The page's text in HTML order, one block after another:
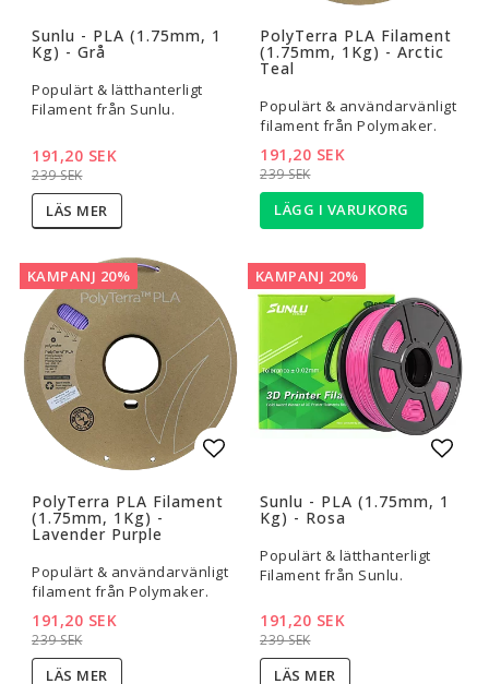
Lägg till i favoritlistan
Sunlu - PLA (1.75mm, 1
Kg) - Grå
Populärt & lätthanterligt
Filament från Sunlu.
239 SEK
191,20 SEK
LÄS MER
PolyTerra PLA Filament
(1.75mm, 1Kg) - Arctic
Teal
Populärt & användarvänligt
filament från Polymaker.
239 SEK
191,20 SEK
LÄGG I VARUKORG
KAMPANJ 20%
PolyTerra PLA Filament
(1.75mm, 1Kg) -
Lavender Purple
Populärt & användarvänligt
filament från Polymaker.
239 SEK
191,20 SEK
LÄS MER
KAMPANJ 20%
Sunlu - PLA (1.75mm, 1
Kg) - Rosa
Populärt & lätthanterligt
Filament från Sunlu.
239 SEK
191,20 SEK
LÄS MER